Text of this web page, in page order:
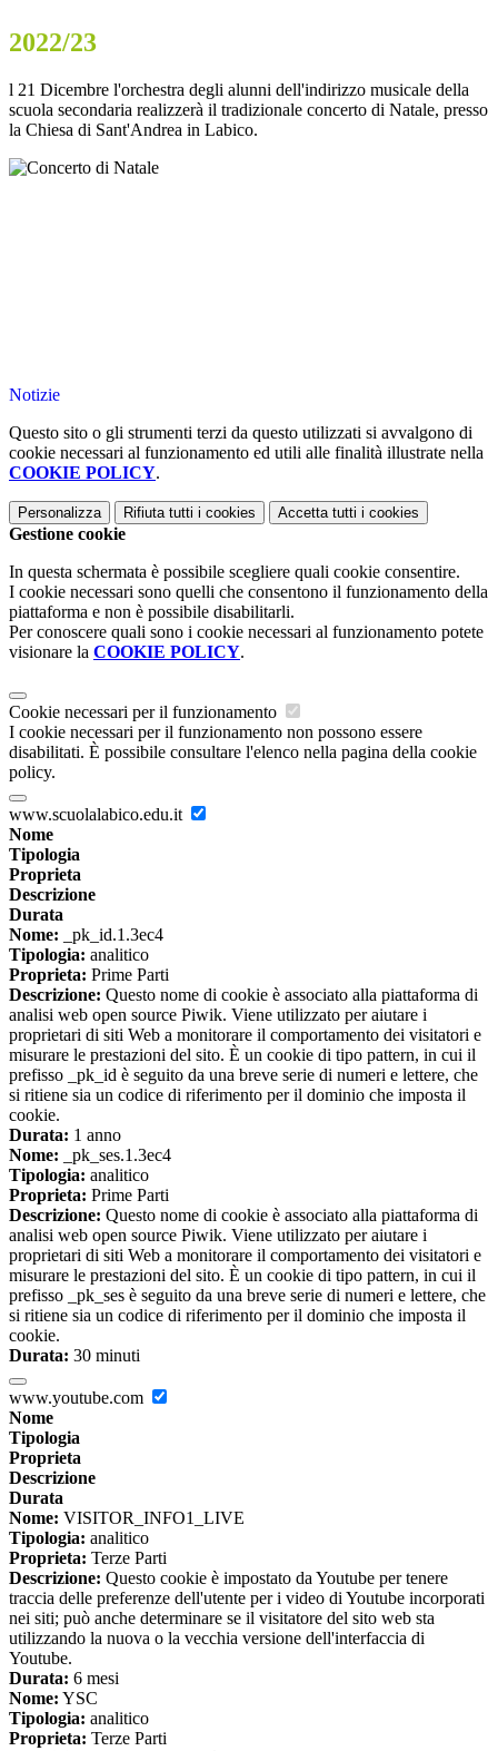
2022/23
l 21 Dicembre l'orchestra degli alunni dell'indirizzo musicale della
scuola secondaria realizzerà il tradizionale concerto di Natale, presso
la Chiesa di Sant'Andrea in Labico.
Notizie
Questo sito o gli strumenti terzi da questo utilizzati si avvalgono di
cookie necessari al funzionamento ed utili alle finalità illustrate nella
COOKIE POLICY.
Personalizza Rifiuta tutti i cookies Accetta tutti i cookies
Gestione cookie
In questa schermata è possibile scegliere quali cookie consentire.
I cookie necessari sono quelli che consentono il funzionamento della
piattaforma e non è possibile disabilitarli.
Per conoscere quali sono i cookie necessari al funzionamento potete
visionare la COOKIE POLICY.
Cookie necessari per il funzionamento
I cookie necessari per il funzionamento non possono essere
disabilitati. È possibile consultare l'elenco nella pagina della cookie
policy.
www.scuolalabico.edu.it
Nome
Tipologia
Proprieta
Descrizione
Durata
Nome: _pk_id.1.3ec4
Tipologia: analitico
Proprieta: Prime Parti
Descrizione: Questo nome di cookie è associato alla piattaforma di
analisi web open source Piwik. Viene utilizzato per aiutare i
proprietari di siti Web a monitorare il comportamento dei visitatori e
misurare le prestazioni del sito. È un cookie di tipo pattern, in cui il
prefisso _pk_id è seguito da una breve serie di numeri e lettere, che
si ritiene sia un codice di riferimento per il dominio che imposta il
cookie.
Durata: 1 anno
Nome: _pk_ses.1.3ec4
Tipologia: analitico
Proprieta: Prime Parti
Descrizione: Questo nome di cookie è associato alla piattaforma di
analisi web open source Piwik. Viene utilizzato per aiutare i
proprietari di siti Web a monitorare il comportamento dei visitatori e
misurare le prestazioni del sito. È un cookie di tipo pattern, in cui il
prefisso _pk_ses è seguito da una breve serie di numeri e lettere, che
si ritiene sia un codice di riferimento per il dominio che imposta il
cookie.
Durata: 30 minuti
www.youtube.com
Nome
Tipologia
Proprieta
Descrizione
Durata
Nome: VISITOR_INFO1_LIVE
Tipologia: analitico
Proprieta: Terze Parti
Descrizione: Questo cookie è impostato da Youtube per tenere
traccia delle preferenze dell'utente per i video di Youtube incorporati
nei siti; può anche determinare se il visitatore del sito web sta
utilizzando la nuova o la vecchia versione dell'interfaccia di
Youtube.
Durata: 6 mesi
Nome: YSC
Tipologia: analitico
Proprieta: Terze Parti